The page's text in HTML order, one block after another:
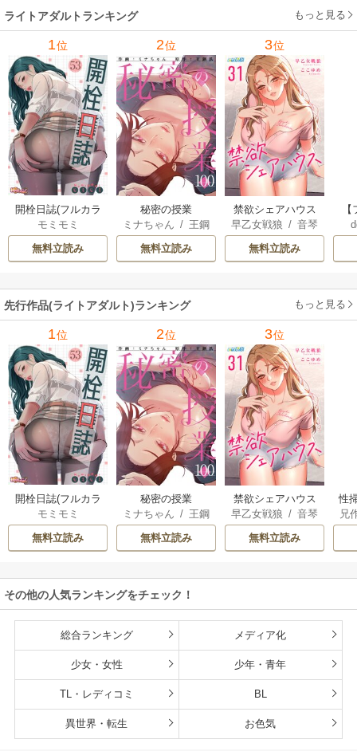
ライトアダルトランキング もっと見る
1位
開栓日誌(フルカラ
ー)
モミモミ
無料立読み
2位
秘密の授業
ミナちゃん / 王鋼
鉄
無料立読み
3位
禁欲シェアハウス
早乙女戦狼 /音琴
ニア
無料立読み
先行作品(ライトアダルト)ランキング もっと見る
1位
開栓日誌(フルカラ
ー)
モミモミ
無料立読み
2位
秘密の授業
ミナちゃん / 王鋼
鉄
無料立読み
3位
禁欲シェアハウス
早乙女戦狼 /音琴
ニア
無料立読み
性
兄
その他の人気ランキングをチェック！
総合ランキング メディア化
少女・女性 少年・青年
TL・レディコミ BL
異世界・転生 お色気